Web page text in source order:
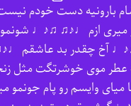
بارونیه دست خودم
میری ازم ♩♪♫ ♫♪♩
آخ چقدر بد عاشقم
عطر موی خوشرتگت مثل
وایسم رو پام جونمو